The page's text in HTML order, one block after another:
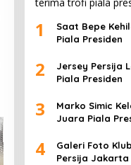
1
Saat Bepe
Piala Presiden
2
Jersey Persija
Piala Presiden
3
Marko Simic
Juara Piala
4
Galeri Foto
Persija Jakarta